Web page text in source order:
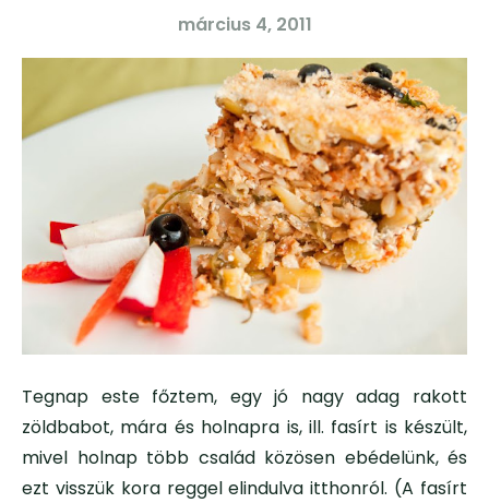
március 4, 2011
Tegnap este főztem, egy jó nagy adag rakott
zöldbabot, mára és holnapra is, ill. fasírt is készült,
mivel holnap több család közösen ebédelünk, és
ezt visszük kora reggel elindulva itthonról. (A fasírt